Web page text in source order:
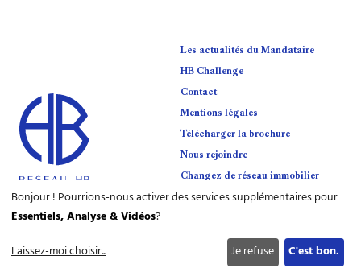
Les actualités du Mandataire
HB Challenge
Contact
Mentions légales
Télécharger la brochure
Nous rejoindre
Changez de réseau immobilier
Bonjour ! Pourrions-nous activer des services supplémentaires pour
Essentiels, Analyse & Vidéos?
Laissez-moi choisir... Je refuse C'est bon.